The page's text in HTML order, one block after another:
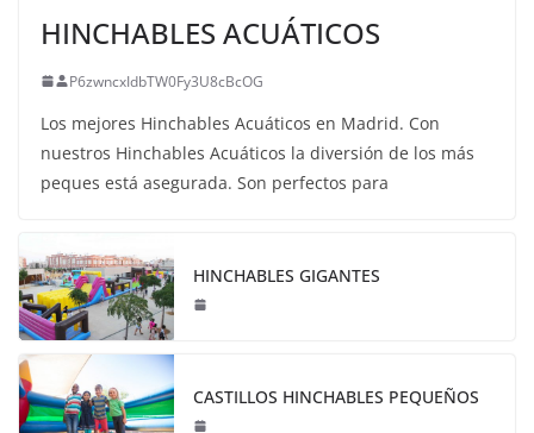
HINCHABLES ACUÁTICOS
P6zwncxIdbTW0Fy3U8cBcOG
Los mejores Hinchables Acuáticos en Madrid. Con
nuestros Hinchables Acuáticos la diversión de los más
peques está asegurada. Son perfectos para
HINCHABLES GIGANTES
CASTILLOS HINCHABLES PEQUEÑOS